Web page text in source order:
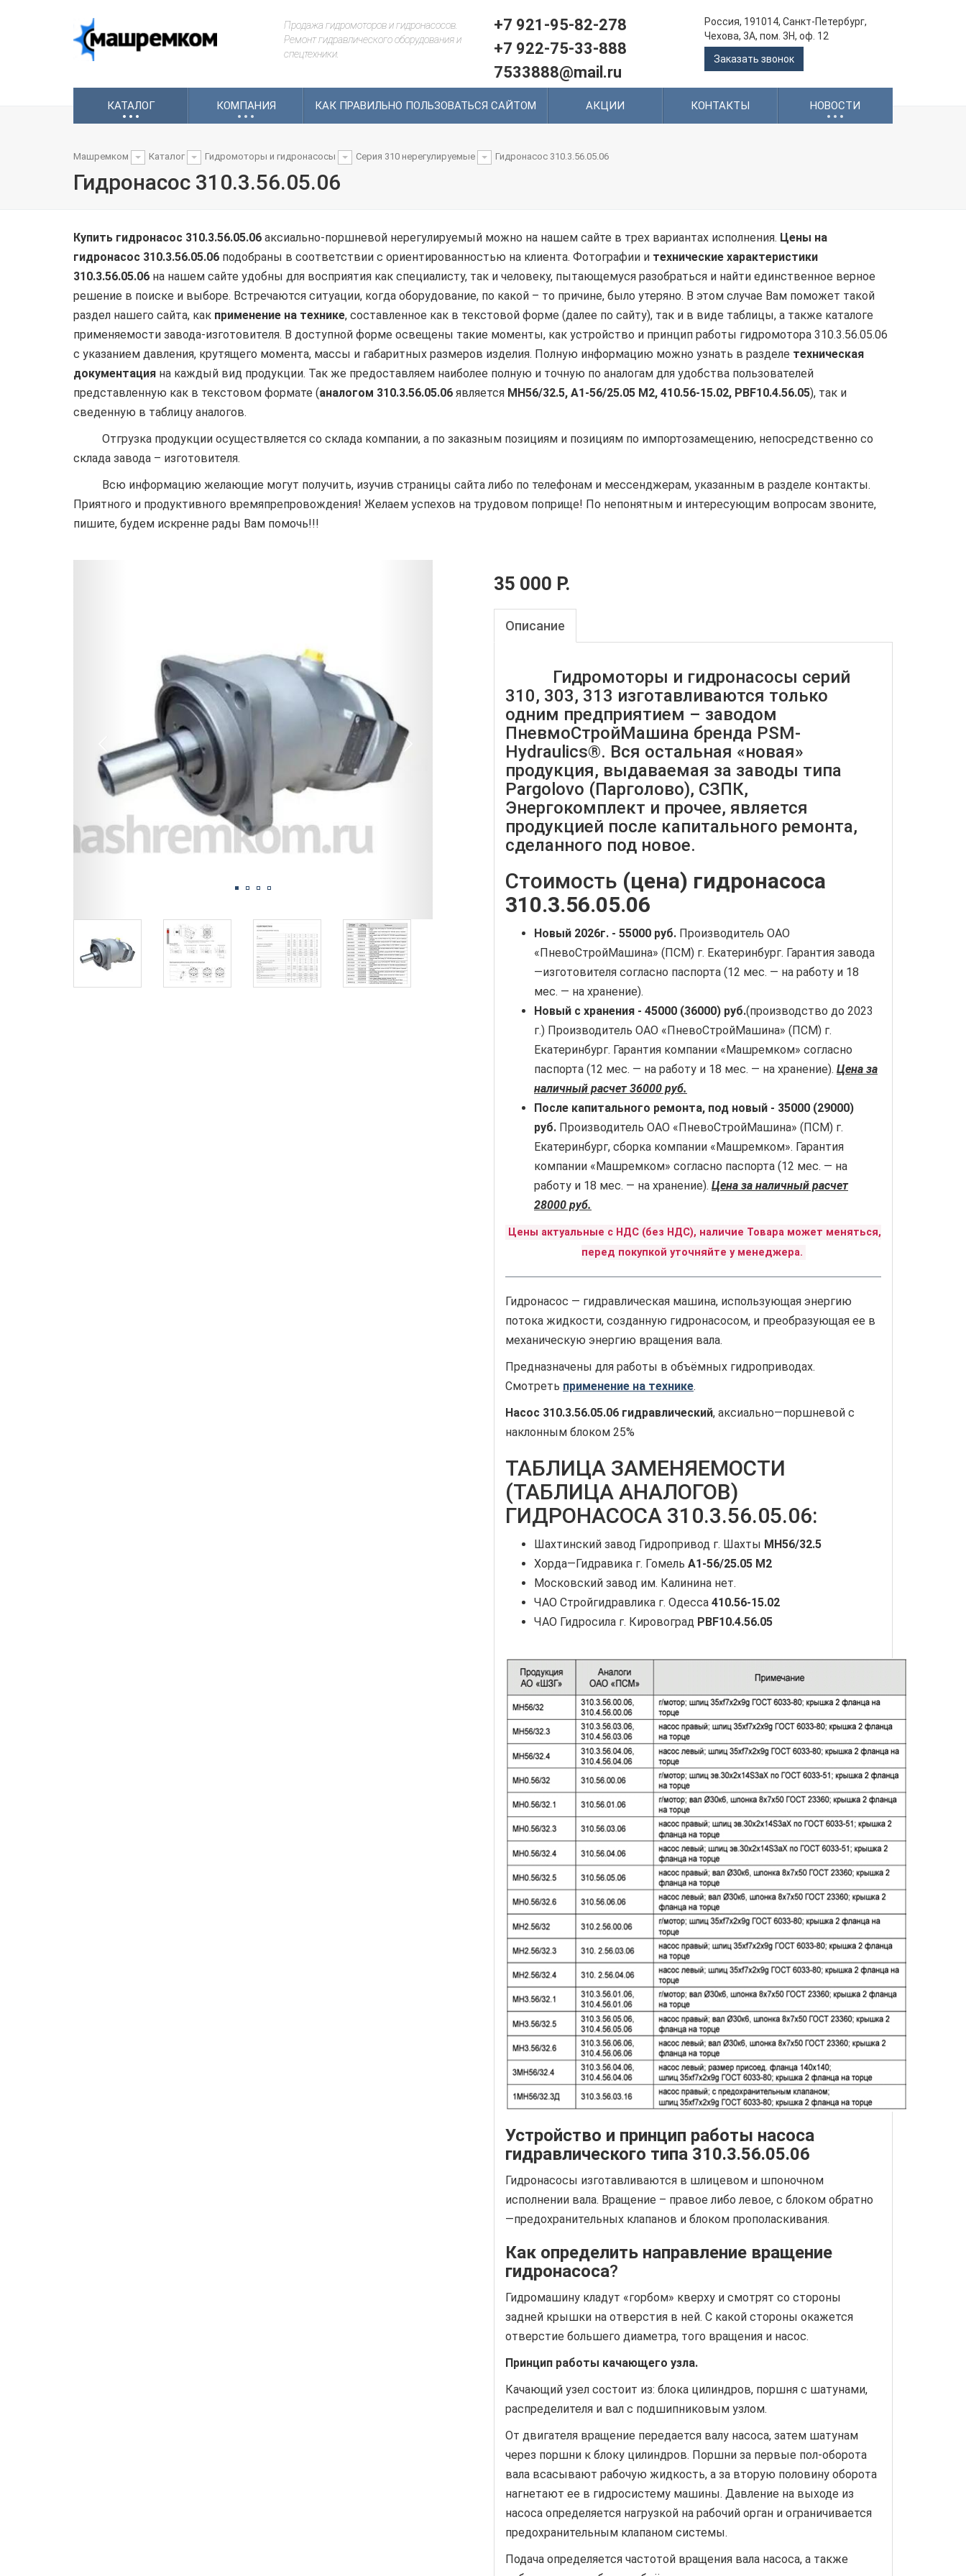
Продажа гидромоторов и гидронасосов.
Ремонт гидравлического оборудования и
спецтехники.
+7 921-95-82-278
+7 922-75-33-888
7533888@mail.ru
Россия, 191014, Санкт-Петербург,
Чехова, 3А, пом. 3Н, оф. 12
Заказать звонок
КАТАЛОГ
... КОМПАНИЯ
... КАК ПРАВИЛЬНО ПОЛЬЗОВАТЬСЯ САЙТОМ АКЦИИ КОНТАКТЫ НОВОСТИ
...
Гидронасос 310.3.56.05.06
Машремком Каталог Гидромоторы и гидронасосы Серия 310 нерегулируемые Гидронасос 310.3.56.05.06
Купить гидронасос 310.3.56.05.06 аксиально-поршневой нерегулируемый можно на нашем сайте в трех вариантах исполнения. Цены на
гидронасос 310.3.56.05.06 подобраны в соответствии с ориентированностью на клиента. Фотографии и технические характеристики
310.3.56.05.06 на нашем сайте удобны для восприятия как специалисту, так и человеку, пытающемуся разобраться и найти единственное верное
решение в поиске и выборе. Встречаются ситуации, когда оборудование, по какой – то причине, было утеряно. В этом случае Вам поможет такой
раздел нашего сайта, как применение на технике, составленное как в текстовой форме (далее по сайту), так и в виде таблицы, а также каталоге
применяемости завода-изготовителя. В доступной форме освещены такие моменты, как устройство и принцип работы гидромотора 310.3.56.05.06
с указанием давления, крутящего момента, массы и габаритных размеров изделия. Полную информацию можно узнать в разделе техническая
документация на каждый вид продукции. Так же предоставляем наиболее полную и точную по аналогам для удобства пользователей
представленную как в текстовом формате (аналогом 310.3.56.05.06 является МН56/32.5, А1-56/25.05 М2, 410.56-15.02, PBF10.4.56.05), так и
сведенную в таблицу аналогов.
Отгрузка продукции осуществляется со склада компании, а по заказным позициям и позициям по импортозамещению, непосредственно со
склада завода – изготовителя.
Всю информацию желающие могут получить, изучив страницы сайта либо по телефонам и мессенджерам, указанным в разделе контакты.
Приятного и продуктивного времяпрепровождения! Желаем успехов на трудовом поприще! По непонятным и интересующим вопросам звоните,
пишите, будем искренне рады Вам помочь!!!
35 000 Р.
Описание
Гидромоторы и гидронасосы серий
310, 303, 313 изготавливаются только
одним предприятием – заводом
ПневмоСтройМашина бренда PSM-
Hydraulics®. Вся остальная «новая»
продукция, выдаваемая за заводы типа
Pargolovo (Парголово), СЗПК,
Энергокомплект и прочее, является
продукцией после капитального ремонта,
сделанного под новое.
Стоимость (цена) гидронасоса
310.3.56.05.06
Новый 2026г. - 55000 руб. Производитель ОАО
«ПневоСтройМашина» (ПСМ) г. Екатеринбург. Гарантия завода
—изготовителя согласно паспорта (12 мес. — на работу и 18
мес. — на хранение).
Новый с хранения - 45000 (36000) руб.(производство до 2023
г.) Производитель ОАО «ПневоСтройМашина» (ПСМ) г.
Екатеринбург. Гарантия компании «Машремком» согласно
паспорта (12 мес. — на работу и 18 мес. — на хранение). Цена за
наличный расчет 36000 руб.
После капитального ремонта, под новый - 35000 (29000)
руб. Производитель ОАО «ПневоСтройМашина» (ПСМ) г.
Екатеринбург, сборка компании «Машремком». Гарантия
компании «Машремком» согласно паспорта (12 мес. — на
работу и 18 мес. — на хранение). Цена за наличный расчет
28000 руб.
Цены актуальные с НДС (без НДС), наличие Товара может меняться,
перед покупкой уточняйте у менеджера.
Гидронасос — гидравлическая машина, использующая энергию
потока жидкости, созданную гидронасосом, и преобразующая ее в
механическую энергию вращения вала.
Предназначены для работы в объёмных гидроприводах.
Смотреть применение на технике.
Насос 310.3.56.05.06 гидравлический, аксиально—поршневой с
наклонным блоком 25%
ТАБЛИЦА ЗАМЕНЯЕМОСТИ
(ТАБЛИЦА АНАЛОГОВ)
ГИДРОНАСОСА 310.3.56.05.06:
Шахтинский завод Гидропривод г. Шахты МН56/32.5
Хорда—Гидравика г. Гомель А1-56/25.05 М2
Московский завод им. Калинина нет.
ЧАО Стройгидравлика г. Одесса 410.56-15.02
ЧАО Гидросила г. Кировоград PBF10.4.56.05
Устройство и принцип работы насоса
гидравлического типа 310.3.56.05.06
Гидронасосы изготавливаются в шлицевом и шпоночном
исполнении вала. Вращение – правое либо левое, с блоком обратно
—предохранительных клапанов и блоком прополаскивания.
Как определить направление вращение
гидронасоса?
Гидромашину кладут «горбом» кверху и смотрят со стороны
задней крышки на отверстия в ней. С какой стороны окажется
отверстие большего диаметра, того вращения и насос.
Принцип работы качающего узла.
Качающий узел состоит из: блока цилиндров, поршня с шатунами,
распределителя и вал с подшипниковым узлом.
От двигателя вращение передается валу насоса, затем шатунам
через поршни к блоку цилиндров. Поршни за первые пол-оборота
вала всасывают рабочую жидкость, а за вторую половину оборота
нагнетают ее в гидросистему машины. Давление на выходе из
насоса определяется нагрузкой на рабочий орган и ограничивается
предохранительным клапаном системы.
Подача определяется частотой вращения вала насоса, а также